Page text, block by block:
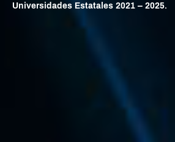
Universidades Estatales 2021 – 2025.